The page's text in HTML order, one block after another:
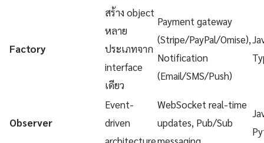
Factory
สร้าง object
หลาย
ประเภทจาก
interface
เดียว
Payment gateway
(Stripe/PayPal/Omise),
Notification
(Email/SMS/Push)
Observer
Event-
driven
WebSocket real-time
updates, Pub/Sub